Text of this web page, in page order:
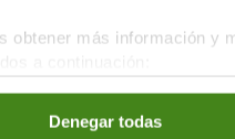
obtener más información y
Denegar todas
Moviments socials i